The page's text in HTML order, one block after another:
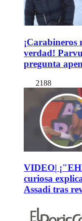
¡Carabineros
verdad!
pregunta
2188
VIDEO|
curiosa
Assadi tras